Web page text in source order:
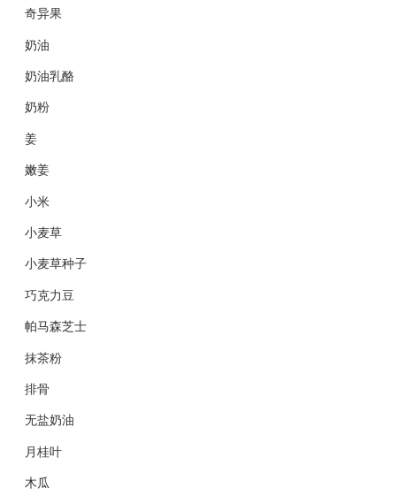
奇异果
奶油
奶油乳酪
奶粉
姜
嫩姜
小米
小麦草
小麦草种子
巧克力豆
帕马森芝士
抹茶粉
排骨
无盐奶油
月桂叶
木瓜